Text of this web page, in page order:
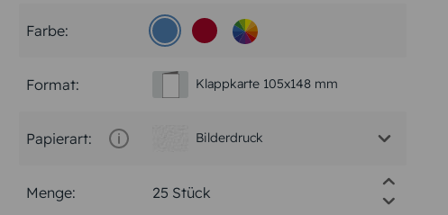
Farbe:
Format: Klappkarte 105x148 mm
Papierart: Bilderdruck
Menge: